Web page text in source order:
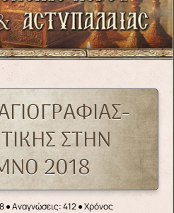
ΣΤΗΝ
2018
●Αναγνώσεις: 412● Χρόνος